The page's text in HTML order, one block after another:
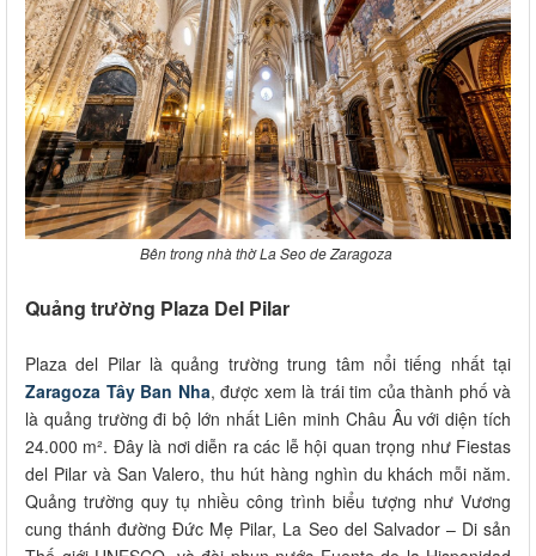
Bên trong nhà thờ La Seo de Zaragoza
Quảng trường Plaza Del Pilar
Plaza del Pilar là quảng trường trung tâm nổi tiếng nhất tại
Zaragoza Tây Ban Nha, được xem là trái tim của thành phố và
là quảng trường đi bộ lớn nhất Liên minh Châu Âu với diện tích
24.000 m². Đây là nơi diễn ra các lễ hội quan trọng như Fiestas
del Pilar và San Valero, thu hút hàng nghìn du khách mỗi năm.
Quảng trường quy tụ nhiều công trình biểu tượng như Vương
cung thánh đường Đức Mẹ Pilar, La Seo del Salvador – Di sản